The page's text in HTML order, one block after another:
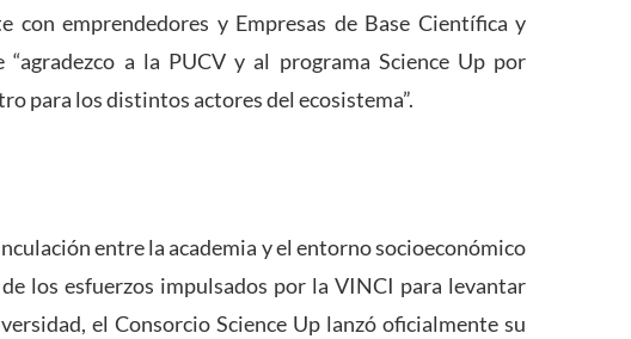
con emprendedores y Empresas de Base Científica y
“agradezco a la PUCV y al programa Science Up por
para los distintos actores del ecosistema”.
entre la academia y el entorno socioeconómico
los esfuerzos impulsados por la VINCI para levantar
el Consorcio Science Up lanzó oficialmente su